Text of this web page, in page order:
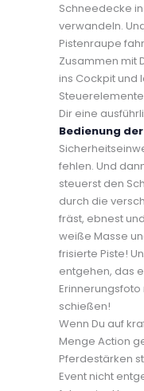
Schneedecke
verwandeln.
Pistenraupe
Zusammen mit
ins Cockpit und
Dir eine
Bedienung
fehlen. Und
steuerst den
durch die
fräst, ebnest
weiße Masse
frisierte Piste!
entgehen, das
Erinnerungsfoto
schießen!
Wenn Du auf
Menge Action
Pferdestärken
Event nicht